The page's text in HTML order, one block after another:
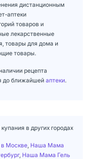
дистанционным
аптеки
товаров и
лекарственные
товары для дома и
товары.
рецепта
до ближайшей аптеки.
в других городах
в Москве Наша Мама
, Наша Мама Гель